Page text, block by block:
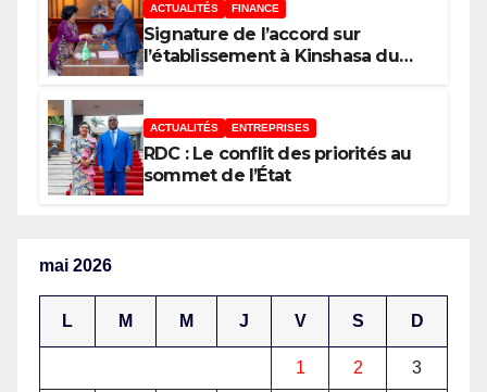
ACTUALITÉS FINANCE
Signature de l’accord sur
l’établissement à Kinshasa du
africaine–Nouveau Partenariat
pour le développement de
l’Afrique (AUDA-NEPAD)
ACTUALITÉS ENTREPRISES
RDC : Le conflit des priorités au
sommet de l’État
mai 2026
L M M J V S D
1 2 3